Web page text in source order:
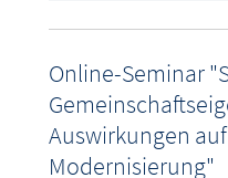
Online-Seminar
Auswirkungen
Modernisierung"